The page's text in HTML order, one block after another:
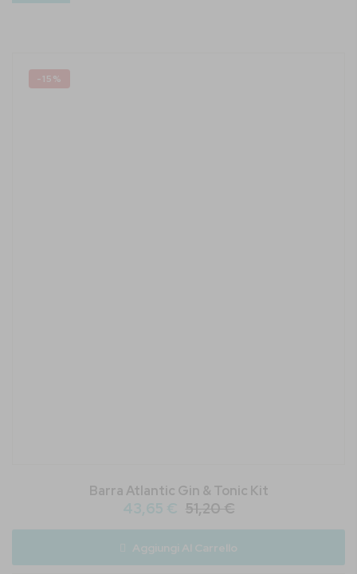
-15%
Barra Atlantic Gin & Tonic Kit
43,65 € 51,20 €
Aggiungi Al Carrello